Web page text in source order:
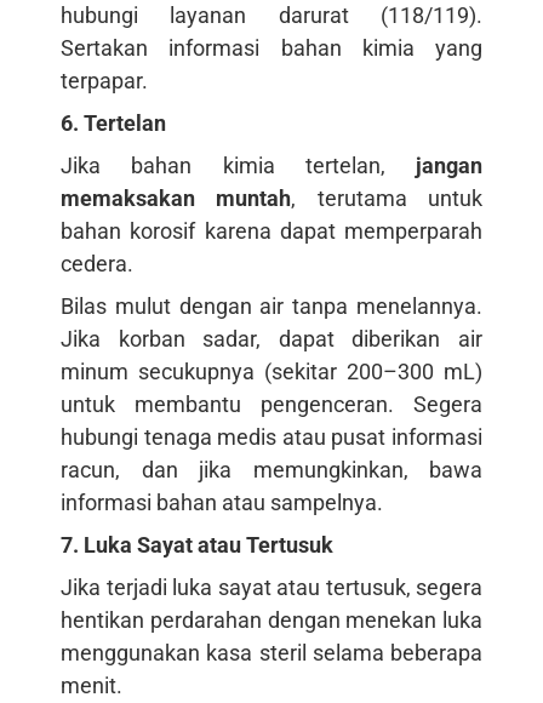
hubungi layanan darurat (118/119).
Sertakan informasi bahan kimia yang
terpapar.
6. Tertelan
Jika bahan kimia tertelan, jangan
memaksakan muntah, terutama untuk
bahan korosif karena dapat memperparah
cedera.
Bilas mulut dengan air tanpa menelannya.
Jika korban sadar, dapat diberikan air
minum secukupnya (sekitar 200–300 mL)
untuk membantu pengenceran. Segera
hubungi tenaga medis atau pusat informasi
racun, dan jika memungkinkan, bawa
informasi bahan atau sampelnya.
7. Luka Sayat atau Tertusuk
Jika terjadi luka sayat atau tertusuk, segera
hentikan perdarahan dengan menekan luka
menggunakan kasa steril selama beberapa
menit.